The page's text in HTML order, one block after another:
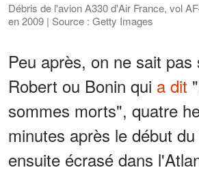
Débris de l'avion A330 d'Air France, vol
en 2009 | Source : Getty Images
Peu après, on ne sait pas
Robert ou Bonin qui a dit
sommes morts", quatre
minutes après le début
ensuite écrasé dans